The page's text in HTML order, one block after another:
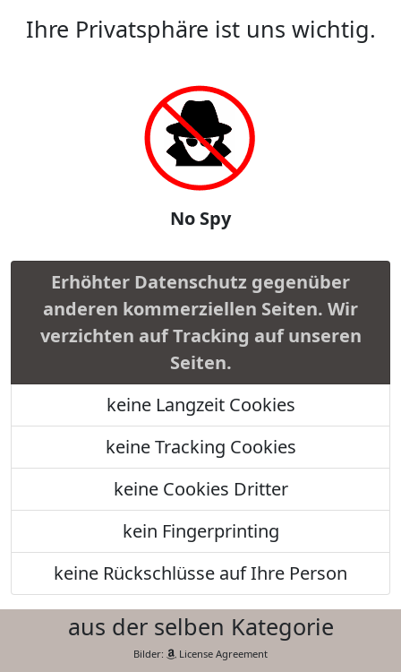
Ihre Privatsphäre ist uns wichtig.
No Spy
Erhöhter Datenschutz gegenüber
anderen kommerziellen Seiten. Wir
verzichten auf Tracking auf unseren
Seiten.
keine Langzeit Cookies
keine Tracking Cookies
keine Cookies Dritter
kein Fingerprinting
keine Rückschlüsse auf Ihre Person
aus der selben Kategorie
Bilder: License Agreement